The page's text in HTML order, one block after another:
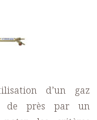
d’un gaz
de près par un